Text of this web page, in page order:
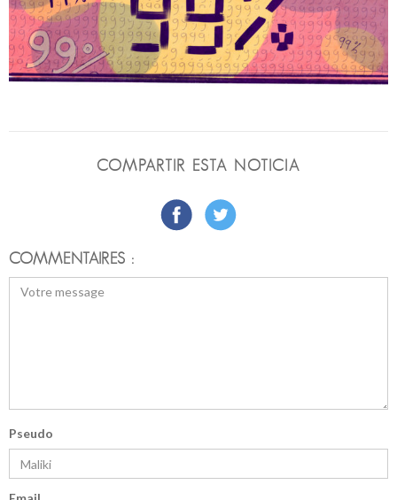
COMPARTIR ESTA NOTICIA
COMMENTAIRES :
Pseudo